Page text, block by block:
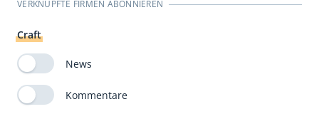
VERKNÜPFTE FIRMEN ABONNIEREN
Craft
News
Kommentare